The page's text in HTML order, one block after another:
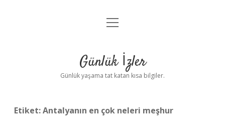
Anasayfa
Yasal Uyarı
menüyü
Günlük İzler
Günlük yaşama tat katan kısa bilgiler.
Etiket:Antalyanın en çok neleri meşhur